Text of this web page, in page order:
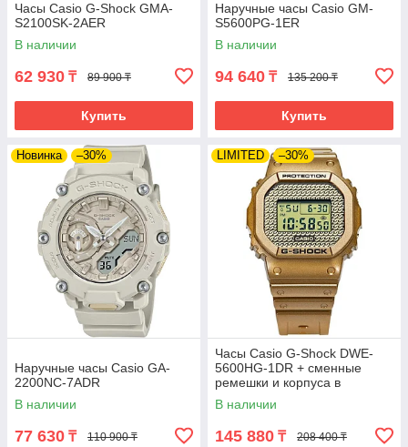
Часы Casio G-Shock GMA-
S2100SK-2AER
В наличии
62 930 ₸ 89 900 ₸
Купить
Наручные часы Casio GM-
S5600PG-1ER
В наличии
94 640 ₸ 135 200 ₸
Купить
Новинка –30%
Наручные часы Casio GA-
2200NC-7ADR
В наличии
77 630 ₸ 110 900 ₸
LIMITED –30%
Часы Casio G-Shock DWE-
5600HG-1DR + сменные
ремешки и корпуса в
комплекте. Лимитированная
серия.
В наличии
145 880 ₸ 208 400 ₸